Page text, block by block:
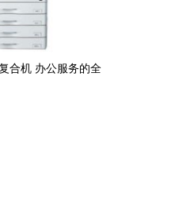
合机 办公服务的全